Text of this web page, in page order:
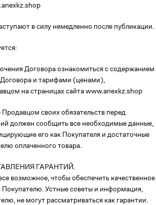
в силу немедленно после публикации.
Договора ознакомиться с содержанием
и тарифами (ценами),
на страницах сайта www.anexkz.shop
своих обязательств перед
должен сообщить все необходимые данные,
его как Покупателя и достаточные
оплаченного товара.
ГАРАНТИЙ.
возможное, чтобы обеспечить качественное
Покупателю. Устные советы и информация,
не могут рассматриваться как гарантии.